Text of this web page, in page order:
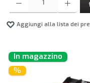
Aggiungi alla lista dei
In magazzino
%